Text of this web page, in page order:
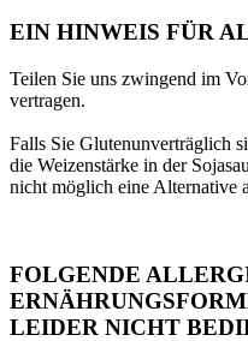
EIN HINWEIS FÜR
Teilen Sie uns zwingend im
vertragen.
Falls Sie Glutenunverträglich
die Weizenstärke in der
nicht möglich eine Alternative
FOLGENDE
LEIDER NICHT